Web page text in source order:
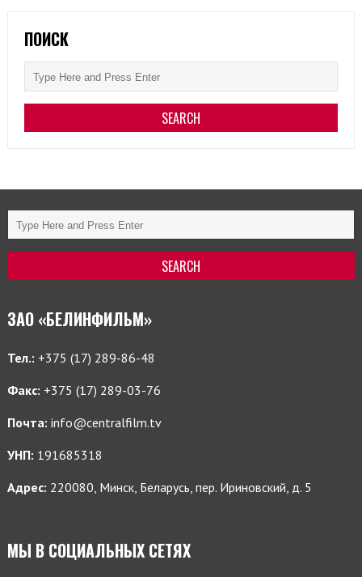
ПОИСК
ЗАО «БЕЛИНФИЛЬМ»
Тел.: +375 (17) 289-86-48
Факс: +375 (17) 289-03-76
Почта: info@centralfilm.tv
УНП: 191685318
Адрес: 220080, Минск, Беларусь, пер. Ириновский, д. 5
МЫ В СОЦИАЛЬНЫХ СЕТЯХ